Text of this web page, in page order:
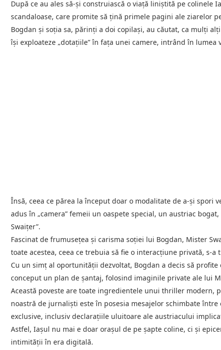
După ce au ales să-și construiască o viață liniștită pe
scandaloase, care promite să țină primele pagini ale ziarelor
Bogdan și soția sa, părinți a doi copilași, au căutat, ca mulți
își exploateze „dotațiile” în fața unei camere, intrând în lumea
Însă, ceea ce părea la început doar o modalitate de a-și
adus în „camera” femeii un oaspete special, un austriac
Swaițer”.
Fascinat de frumusețea și carisma soției lui Bogdan, Mister
toate acestea, ceea ce trebuia să fie o interacțiune privată,
Cu un simț al oportunității dezvoltat, Bogdan a decis să
conceput un plan de șantaj, folosind imaginile private ale lui
Această poveste are toate ingredientele unui thriller modern,
noastră de jurnaliști este în posesia mesajelor schimbate
exclusive, inclusiv declarațiile uluitoare ale austriacului
Astfel, Iașul nu mai e doar orașul de pe șapte coline, ci și
intimității în era digitală.